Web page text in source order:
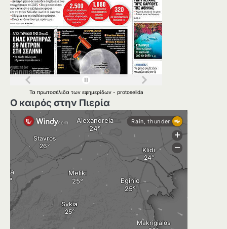
Τα πρωτοσέλιδα των εφημερίδων - protoselida
Ο καιρός στην Πιερία